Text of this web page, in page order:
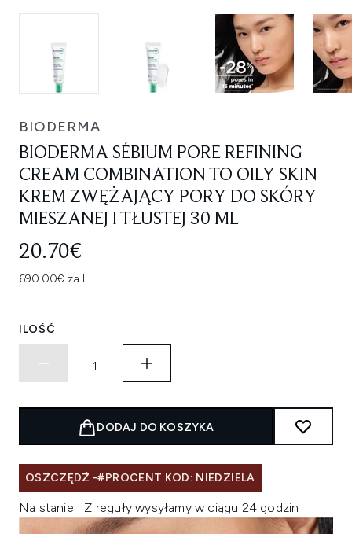
BIODERMA
BIODERMA SÉBIUM PORE REFINING
CREAM COMBINATION TO OILY SKIN
KREM ZWĘŻAJĄCY PORY DO SKÓRY
MIESZANEJ I TŁUSTEJ 30 ML
20.70€
690.00€ za L
ILOŚĆ
DODAJ DO KOSZYKA
OSZCZĘDŹ -#PROCENT KOD: NIEDZIELA
Na stanie | Z reguły wysyłamy w ciągu 24 godzin